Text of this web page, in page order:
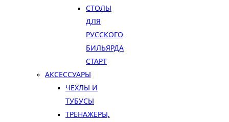
СТОЛЫ
ДЛЯ
РУССКОГО
БИЛЬЯРДА
СТАРТ
АКСЕССУАРЫ
ЧЕХЛЫ И
ТУБУСЫ
ТРЕНАЖЕРЫ,